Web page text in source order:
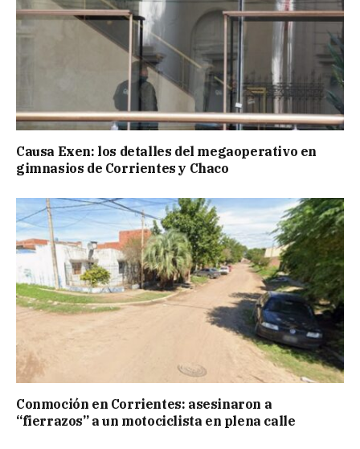
Causa Exen: los detalles del megaoperativo en
gimnasios de Corrientes y Chaco
Conmoción en Corrientes: asesinaron a
“fierrazos” a un motociclista en plena calle